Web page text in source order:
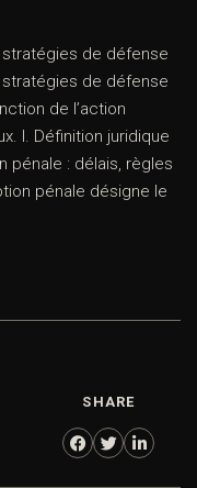
de défense
de défense
de l’action
I. Définition juridique
pénale : délais, règles
pénale désigne le
SHARE